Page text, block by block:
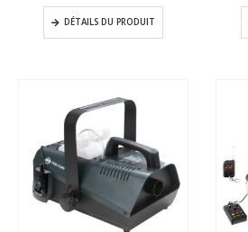
DÉTAILS DU PRODUIT